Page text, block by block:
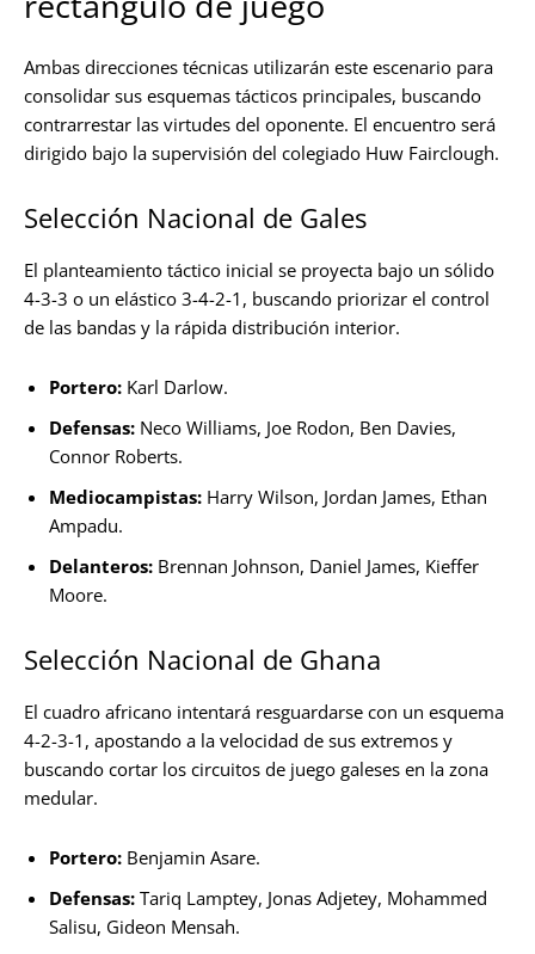
Ambas direcciones técnicas utilizarán este escenario para
consolidar sus esquemas tácticos principales, buscando
contrarrestar las virtudes del oponente. El encuentro será
dirigido bajo la supervisión del colegiado Huw Fairclough.
Selección Nacional de Gales
El planteamiento táctico inicial se proyecta bajo un sólido
4-3-3 o un elástico 3-4-2-1, buscando priorizar el control
de las bandas y la rápida distribución interior.
Portero: Karl Darlow.
Defensas: Neco Williams, Joe Rodon, Ben Davies,
Connor Roberts.
Mediocampistas: Harry Wilson, Jordan James, Ethan
Ampadu.
Delanteros: Brennan Johnson, Daniel James, Kieffer
Moore.
Selección Nacional de Ghana
El cuadro africano intentará resguardarse con un esquema
4-2-3-1, apostando a la velocidad de sus extremos y
buscando cortar los circuitos de juego galeses en la zona
medular.
Portero: Benjamin Asare.
Defensas: Tariq Lamptey, Jonas Adjetey, Mohammed
Salisu, Gideon Mensah.